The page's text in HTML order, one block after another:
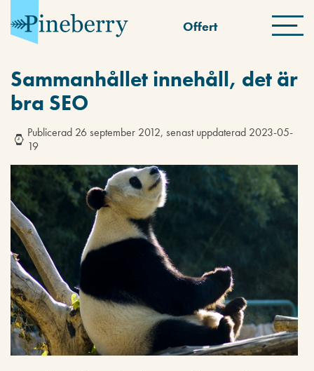
Offert
Sammanhållet innehåll, det är
bra SEO
Publicerad 26 september 2012, senast uppdaterad 2023-05-
19